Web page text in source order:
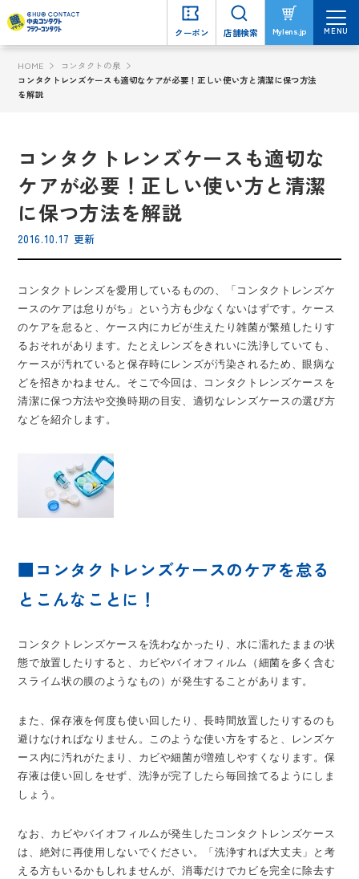
クーポン 店舗検索 Mylens.jp MENU
HOME
コンタクトの泉
コンタクトレンズケースも適切なケアが必要！正しい使い方と清潔に保つ方法
を解説
コンタクトレンズケースも適切な
ケアが必要！正しい使い方と清潔
に保つ方法を解説
2016.10.17 更新
コンタクトレンズを愛用しているものの、「コンタクトレンズケ
ースのケアは怠りがち」という方も少なくないはずです。ケース
のケアを怠ると、ケース内にカビが生えたり雑菌が繁殖したりす
るおそれがあります。たとえレンズをきれいに洗浄していても、
ケースが汚れていると保存時にレンズが汚染されるため、眼病な
どを招きかねません。そこで今回は、コンタクトレンズケースを
清潔に保つ方法や交換時期の目安、適切なレンズケースの選び方
などを紹介します。
■コンタクトレンズケースのケアを怠る
とこんなことに！
コンタクトレンズケースを洗わなかったり、水に濡れたままの状
態で放置したりすると、カビやバイオフィルム（細菌を多く含む
スライム状の膜のようなもの）が発生することがあります。
また、保存液を何度も使い回したり、長時間放置したりするのも
避けなければなりません。このような使い方をすると、レンズケ
ース内に汚れがたまり、カビや細菌が増殖しやすくなります。保
存液は使い回しをせず、洗浄が完了したら毎回捨てるようにしま
しょう。
なお、カビやバイオフィルムが発生したコンタクトレンズケース
は、絶対に再使用しないでください。「洗浄すれば大丈夫」と考
える方もいるかもしれませんが、消毒だけでカビを完全に除去す
クーポン 店舗検索 Mylens.jp MENU